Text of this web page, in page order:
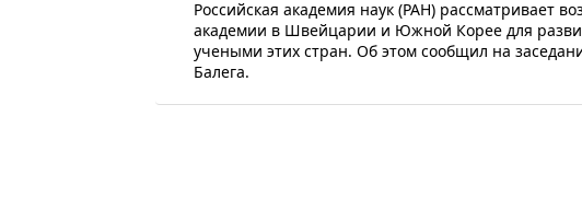
​Российская академия наук (РАН) рассматривает
академии в Швейцарии и Южной Корее для
учеными этих стран. Об этом сообщил на
Балега.